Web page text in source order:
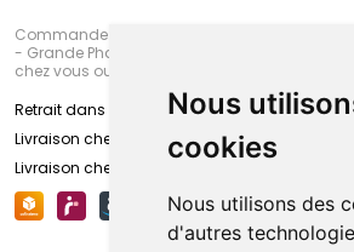
Nous
cookies
Nous utilisons des
d'autres
Commandez en ligne et venez chercher
- Grande Pharmacie d’Amiens (Fachon) ou
chez vous ou en point retrait
Retrait dans la pharmacie d’Amiens
Livraison chez vous
Livraison chez votre commerçant